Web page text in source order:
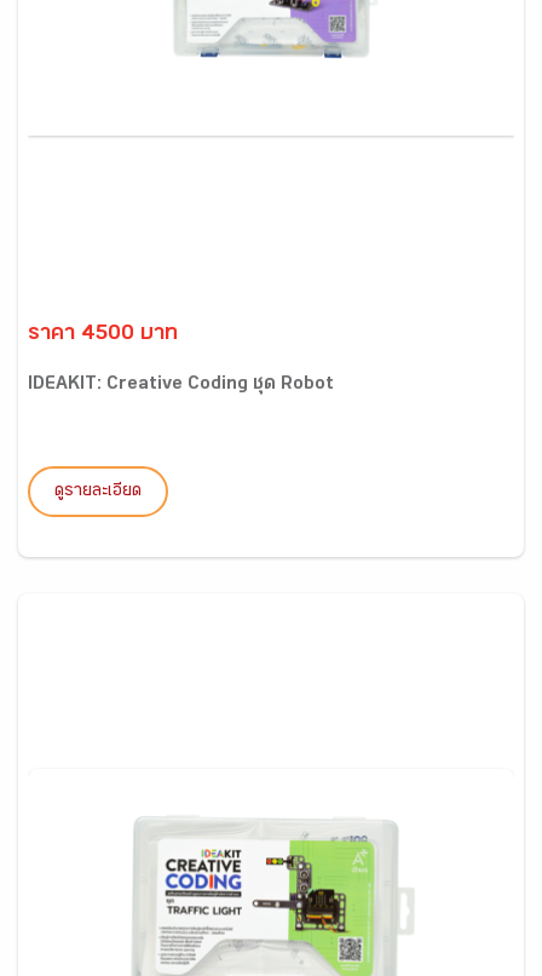
ราคา 4500 บาท
IDEAKIT: Creative Coding ชุด Robot
ดูรายละเอียด